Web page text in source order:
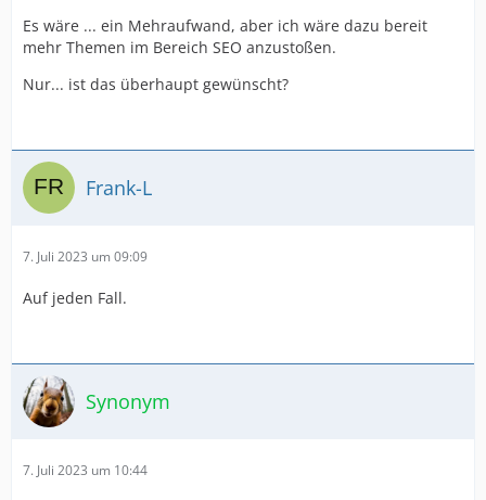
Es wäre ... ein Mehraufwand, aber ich wäre dazu bereit
mehr Themen im Bereich SEO anzustoßen.
Nur... ist das überhaupt gewünscht?
Frank-L
7. Juli 2023 um 09:09
Auf jeden Fall.
Synonym
7. Juli 2023 um 10:44